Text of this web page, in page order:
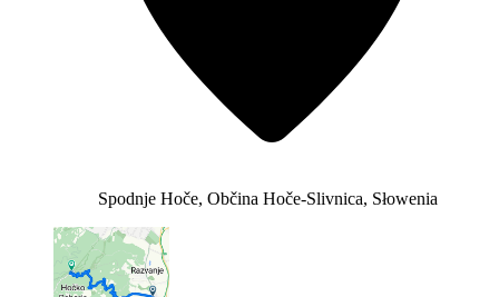
Spodnje Hoče, Občina Hoče-Slivnica, Słowenia